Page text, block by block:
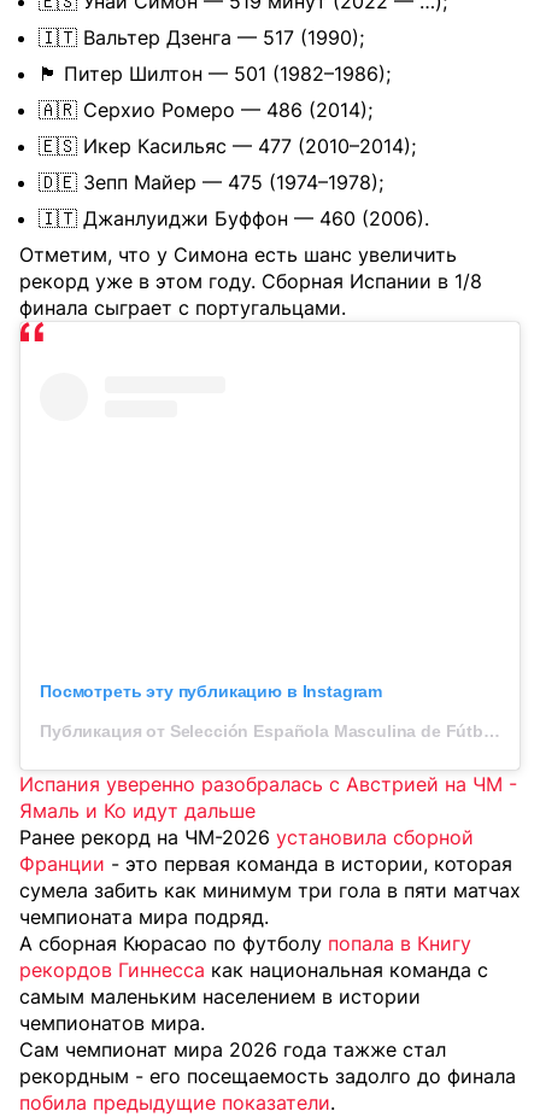
🇮🇹 Вальтер Дзенга — 517 (1990);
🏴󠁧󠁢󠁥󠁮󠁧󠁿 Питер Шилтон — 501 (1982–1986);
🇦🇷 Серхио Ромеро — 486 (2014);
🇪🇸 Икер Касильяс — 477 (2010–2014);
🇩🇪 Зепп Майер — 475 (1974–1978);
🇮🇹 Джанлуиджи Буффон — 460 (2006).
Отметим, что у Симона есть шанс увеличить
рекорд уже в этом году. Сборная Испании в 1/8
финала сыграет с португальцами.
Посмотреть эту публикацию в Instagram
Публикация от Selección Española Masculina de Fútbol (@sefutbol)
Испания уверенно разобралась с Австрией на ЧМ -
Ямаль и Ко идут дальше
Ранее рекорд на ЧМ-2026 установила сборной
Франции - это первая команда в истории, которая
сумела забить как минимум три гола в пяти матчах
чемпионата мира подряд.
А сборная Кюрасао по футболу попала в Книгу
рекордов Гиннесса как национальная команда с
самым маленьким населением в истории
чемпионатов мира.
Сам чемпионат мира 2026 года тажже стал
рекордным - его посещаемость задолго до финала
побила предыдущие показатели.